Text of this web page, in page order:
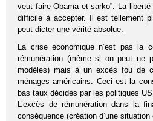
veut faire Obama et sarko”. La
difficile à accepter. Il est tellement
peut dicter une vérité absolue.
La crise économique n’est pas la
rémunération (même si on peut ne
modèles) mais à un excès fou de
ménages américains. Ceci est la
bas taux décidés par les politiques US
L’excès de rémunération dans la
conséquence (création d’une situation